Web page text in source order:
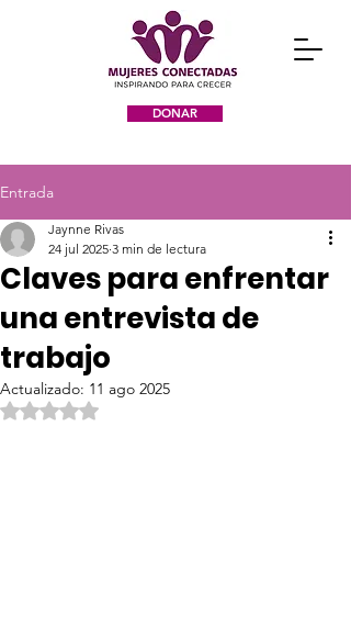
DONAR
Entrada
Claves para enfrentar
una entrevista de
trabajo
Jaynne Rivas
24 jul 2025 3 min de lectura
Actualizado: 11 ago 2025
Obtuvo NaN de 5 estrellas.